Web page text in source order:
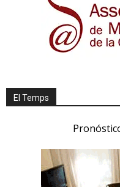
El Temps